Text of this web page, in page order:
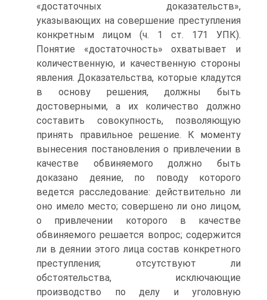
«достаточных доказательств»,
указывающих на совершение преступления
конкретным лицом (ч. 1 ст. 171 УПК).
Понятие «достаточность» охватывает и
количественную, и качественную стороны
явления. Доказательства, которые кладутся
в основу решения, должны быть
достоверными, а их количество должно
составить совокупность, позволяющую
принять правильное решение. К моменту
вынесения постановления о привлечении в
качестве обвиняемого должно быть
доказано деяние, по поводу которого
ведется расследование: действительно ли
оно имело место; совершено ли оно лицом,
о привлечении которого в качестве
обвиняемого решается вопрос; содержится
ли в деянии этого лица состав конкретного
преступления; отсутствуют ли
обстоятельства, исключающие
производство по делу и уголовную